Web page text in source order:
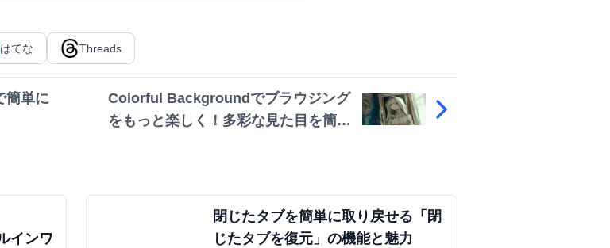
はてな Threads
簡単に
Colorful Backgroundでブラウジング
をもっと楽しく！多彩な見た目を簡単
インワ
閉じたタブを簡単に取り戻せる「閉
じたタブを復元」の機能と魅力